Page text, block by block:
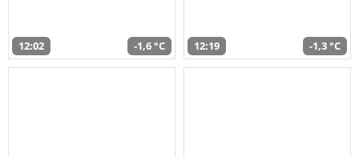
12:02 -1,6 °C 12:19 -1,3 °C